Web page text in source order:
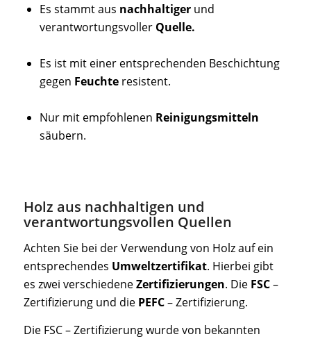
Es stammt aus nachhaltigerund
verantwortungsvoller Quelle.
Es ist mit einer entsprechenden Beschichtung
gegen Feuchte resistent.
Nur mit empfohlenen Reinigungsmitteln
säubern.
Holz aus nachhaltigen und
verantwortungsvollen Quellen
Achten Sie bei der Verwendung von Holz auf ein
entsprechendes Umweltzertifikat. Hierbei gibt
es zwei verschiedeneZertifizierungen. Die FSC–
Zertifizierung und die PEFC– Zertifizierung.
Die FSC – Zertifizierung wurde von bekannten